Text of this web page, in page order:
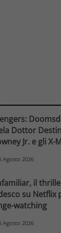
Dottor
Jr. e gli X-
Agosto 2026
il
su Netflix
watching
Agosto 2026